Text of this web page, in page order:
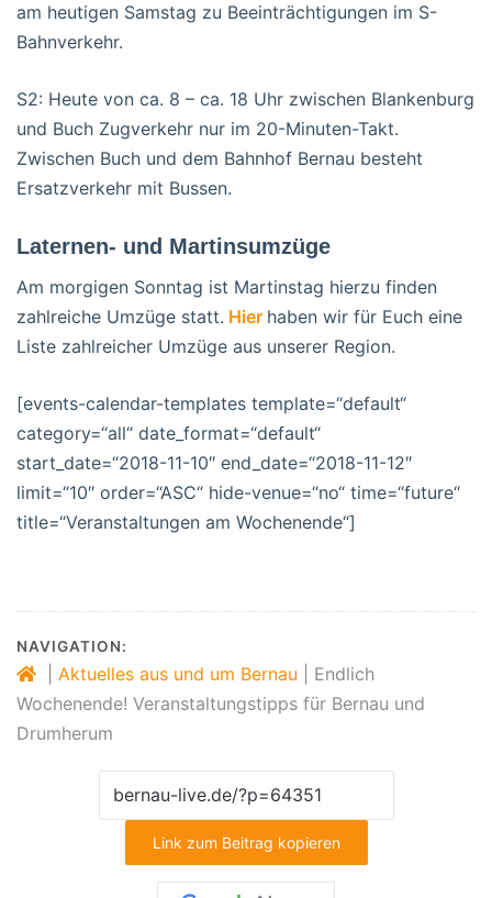
am heutigen Samstag zu Beeinträchtigungen im S-
Bahnverkehr.
S2: Heute von ca. 8 – ca. 18 Uhr zwischen Blankenburg
und Buch Zugverkehr nur im 20-Minuten-Takt.
Zwischen Buch und dem Bahnhof Bernau besteht
Ersatzverkehr mit Bussen.
Laternen- und Martinsumzüge
Am morgigen Sonntag ist Martinstag hierzu finden
zahlreiche Umzüge statt. Hier haben wir für Euch eine
Liste zahlreicher Umzüge aus unserer Region.
[events-calendar-templates template=“default“
category=“all“ date_format=“default“
start_date=“2018-11-10″ end_date=“2018-11-12″
limit=“10″ order=“ASC“ hide-venue=“no“ time=“future“
title=“Veranstaltungen am Wochenende“]
NAVIGATION:
Aktuelles aus und um Bernau
Endlich
Wochenende! Veranstaltungstipps für Bernau und
Drumherum
Link zum Beitrag kopieren